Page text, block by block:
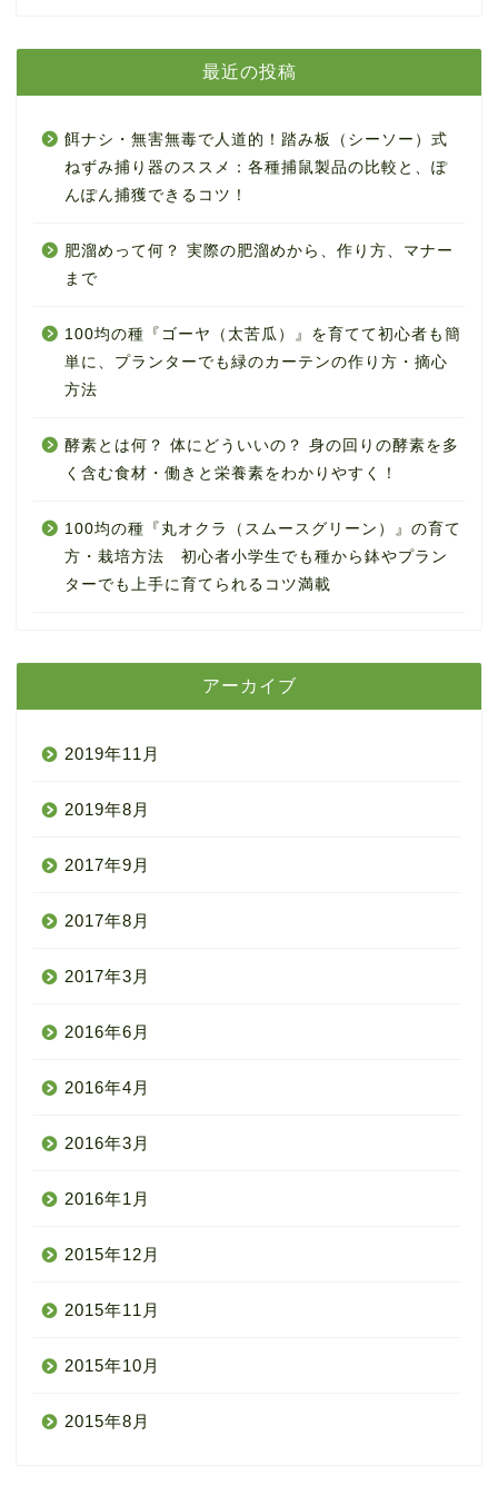
最近の投稿
餌ナシ・無害無毒で人道的！踏み板（シーソー）式
ねずみ捕り器のススメ：各種捕鼠製品の比較と、ぽ
んぽん捕獲できるコツ！
肥溜めって何？ 実際の肥溜めから、作り方、マナー
まで
100均の種『ゴーヤ（太苦瓜）』を育てて初心者も簡
単に、プランターでも緑のカーテンの作り方・摘心
方法
酵素とは何？ 体にどういいの？ 身の回りの酵素を多
く含む食材・働きと栄養素をわかりやすく！
100均の種『丸オクラ（スムースグリーン）』の育て
方・栽培方法 初心者小学生でも種から鉢やプラン
ターでも上手に育てられるコツ満載
アーカイブ
2019年11月
2019年8月
2017年9月
2017年8月
2017年3月
2016年6月
2016年4月
2016年3月
2016年1月
2015年12月
2015年11月
2015年10月
2015年8月